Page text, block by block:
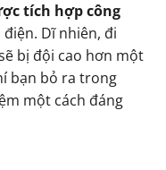
tích hợp công
Dĩ nhiên, đi
bị đội cao hơn một
bạn bỏ ra trong
một cách đáng